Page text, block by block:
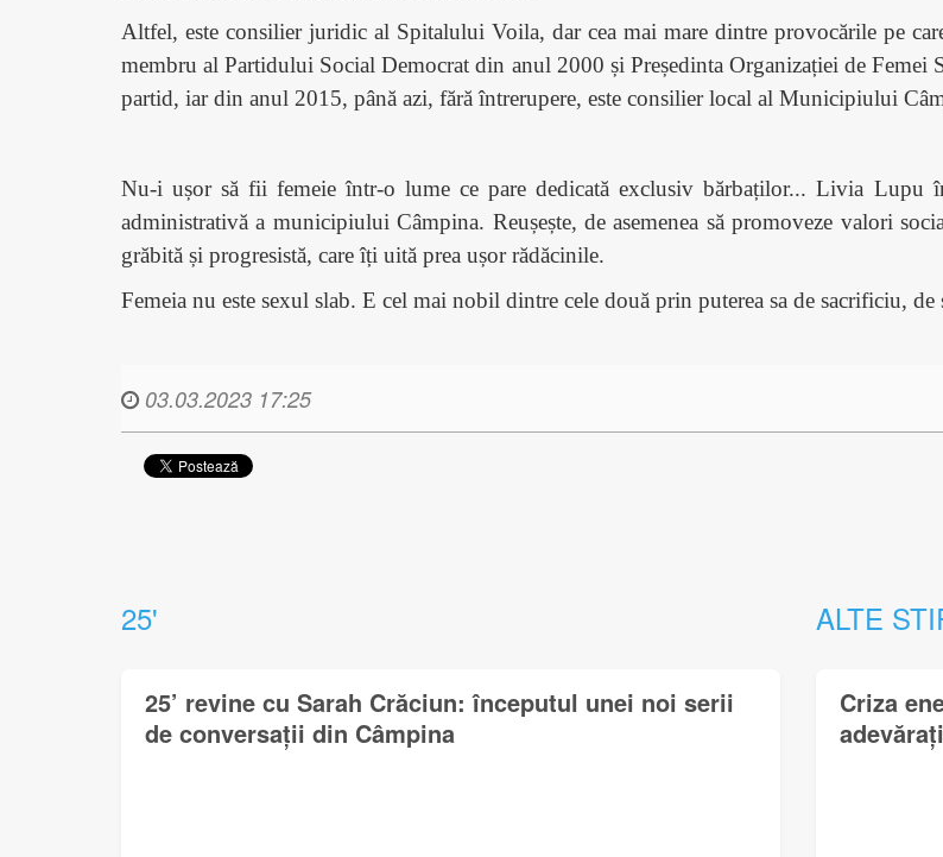
Altfel, este consilier juridic al Spitalului Voila, dar cea mai mare dintre provocările pe
membru al Partidului Social Democrat din anul 2000 și Președinta Organizației de
partid, iar din anul 2015, până azi, fără întrerupere, este consilier local al Municipiului
Nu-i ușor să fii femeie într-o lume ce pare dedicată exclusiv bărbaților... Livia Lupu
administrativă a municipiului Câmpina. Reușește, de asemenea să promoveze valori
grăbită și progresistă, care îți uită prea ușor rădăcinile.
Femeia nu este sexul slab. E cel mai nobil dintre cele două prin puterea sa de sacrificiu,
03.03.2023 17:25
25'
25’ revine cu Sarah Crăciun: începutul unei noi serii
de conversații din Câmpina
ALTE
Criza